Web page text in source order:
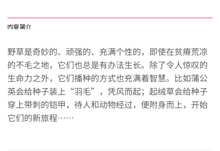
内容简介
野草是奇妙的、顽强的、充满个性的，即使在贫瘠荒凉
的不毛之地，它们也总是有办法生长。除了令人惊叹的
生命力之外，它们播种的方式也充满着智慧。比如蒲公
英会给种子装上“羽毛”，凭风而起；起绒草会给种子
穿上带刺的铠甲，待人和动物经过，便附身而上，开始
它们的新旅程……